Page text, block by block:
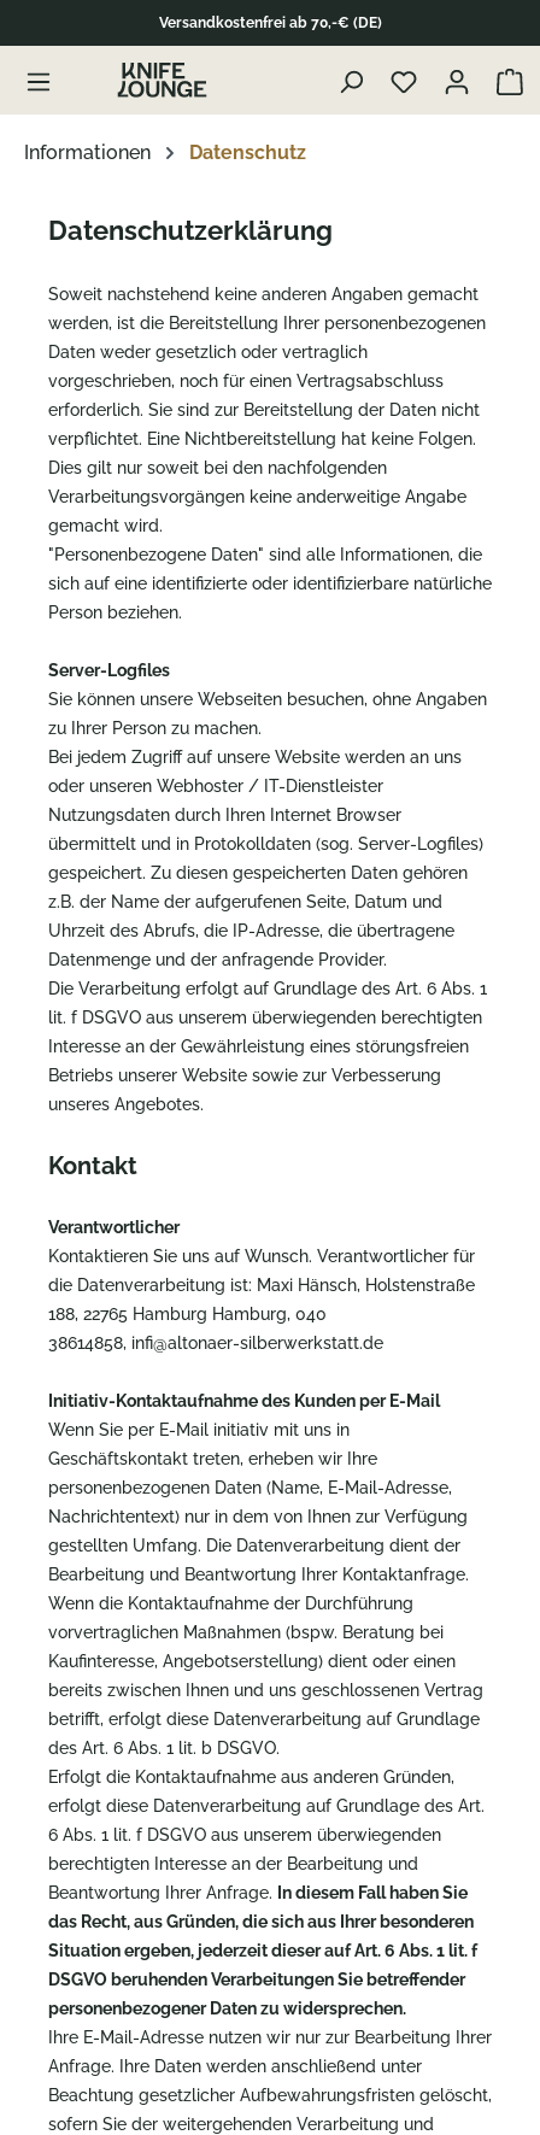
Versandkostenfrei ab 70,-€ (DE)
Informationen Datenschutz
Datenschutzerklärung
Soweit nachstehend keine anderen Angaben gemacht
werden, ist die Bereitstellung Ihrer personenbezogenen
Daten weder gesetzlich oder vertraglich
vorgeschrieben, noch für einen Vertragsabschluss
erforderlich. Sie sind zur Bereitstellung der Daten nicht
verpflichtet. Eine Nichtbereitstellung hat keine Folgen.
Dies gilt nur soweit bei den nachfolgenden
Verarbeitungsvorgängen keine anderweitige Angabe
gemacht wird.
"Personenbezogene Daten" sind alle Informationen, die
sich auf eine identifizierte oder identifizierbare natürliche
Person beziehen.
Server-Logfiles
Sie können unsere Webseiten besuchen, ohne Angaben
zu Ihrer Person zu machen.
Bei jedem Zugriff auf unsere Website werden an uns
oder unseren Webhoster / IT-Dienstleister
Nutzungsdaten durch Ihren Internet Browser
übermittelt und in Protokolldaten (sog. Server-Logfiles)
gespeichert. Zu diesen gespeicherten Daten gehören
z.B. der Name der aufgerufenen Seite, Datum und
Uhrzeit des Abrufs, die IP-Adresse, die übertragene
Datenmenge und der anfragende Provider.
Die Verarbeitung erfolgt auf Grundlage des Art. 6 Abs. 1
lit. f DSGVO aus unserem überwiegenden berechtigten
Interesse an der Gewährleistung eines störungsfreien
Betriebs unserer Website sowie zur Verbesserung
unseres Angebotes.
Kontakt
Verantwortlicher
Kontaktieren Sie uns auf Wunsch. Verantwortlicher für
die Datenverarbeitung ist: Maxi Hänsch, Holstenstraße
188, 22765 Hamburg Hamburg, 040
38614858, infi@altonaer-silberwerkstatt.de
Initiativ-Kontaktaufnahme des Kunden per E-Mail
Wenn Sie per E-Mail initiativ mit uns in
Geschäftskontakt treten, erheben wir Ihre
personenbezogenen Daten (Name, E-Mail-Adresse,
Nachrichtentext) nur in dem von Ihnen zur Verfügung
gestellten Umfang. Die Datenverarbeitung dient der
Bearbeitung und Beantwortung Ihrer Kontaktanfrage.
Wenn die Kontaktaufnahme der Durchführung
vorvertraglichen Maßnahmen (bspw. Beratung bei
Kaufinteresse, Angebotserstellung) dient oder einen
bereits zwischen Ihnen und uns geschlossenen Vertrag
betrifft, erfolgt diese Datenverarbeitung auf Grundlage
des Art. 6 Abs. 1 lit. b DSGVO.
Erfolgt die Kontaktaufnahme aus anderen Gründen,
erfolgt diese Datenverarbeitung auf Grundlage des Art.
6 Abs. 1 lit. f DSGVO aus unserem überwiegenden
berechtigten Interesse an der Bearbeitung und
Beantwortung Ihrer Anfrage. In diesem Fall haben Sie
das Recht, aus Gründen, die sich aus Ihrer besonderen
Situation ergeben, jederzeit dieser auf Art. 6 Abs. 1 lit. f
DSGVO beruhenden Verarbeitungen Sie betreffender
personenbezogener Daten zu widersprechen.
Ihre E-Mail-Adresse nutzen wir nur zur Bearbeitung Ihrer
Anfrage. Ihre Daten werden anschließend unter
Beachtung gesetzlicher Aufbewahrungsfristen gelöscht,
sofern Sie der weitergehenden Verarbeitung und